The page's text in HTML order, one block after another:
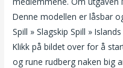
Denne modellen er låsbar
Spill » Slagskip Spill »
Klikk på bildet over for å
og rune rudberg naken big